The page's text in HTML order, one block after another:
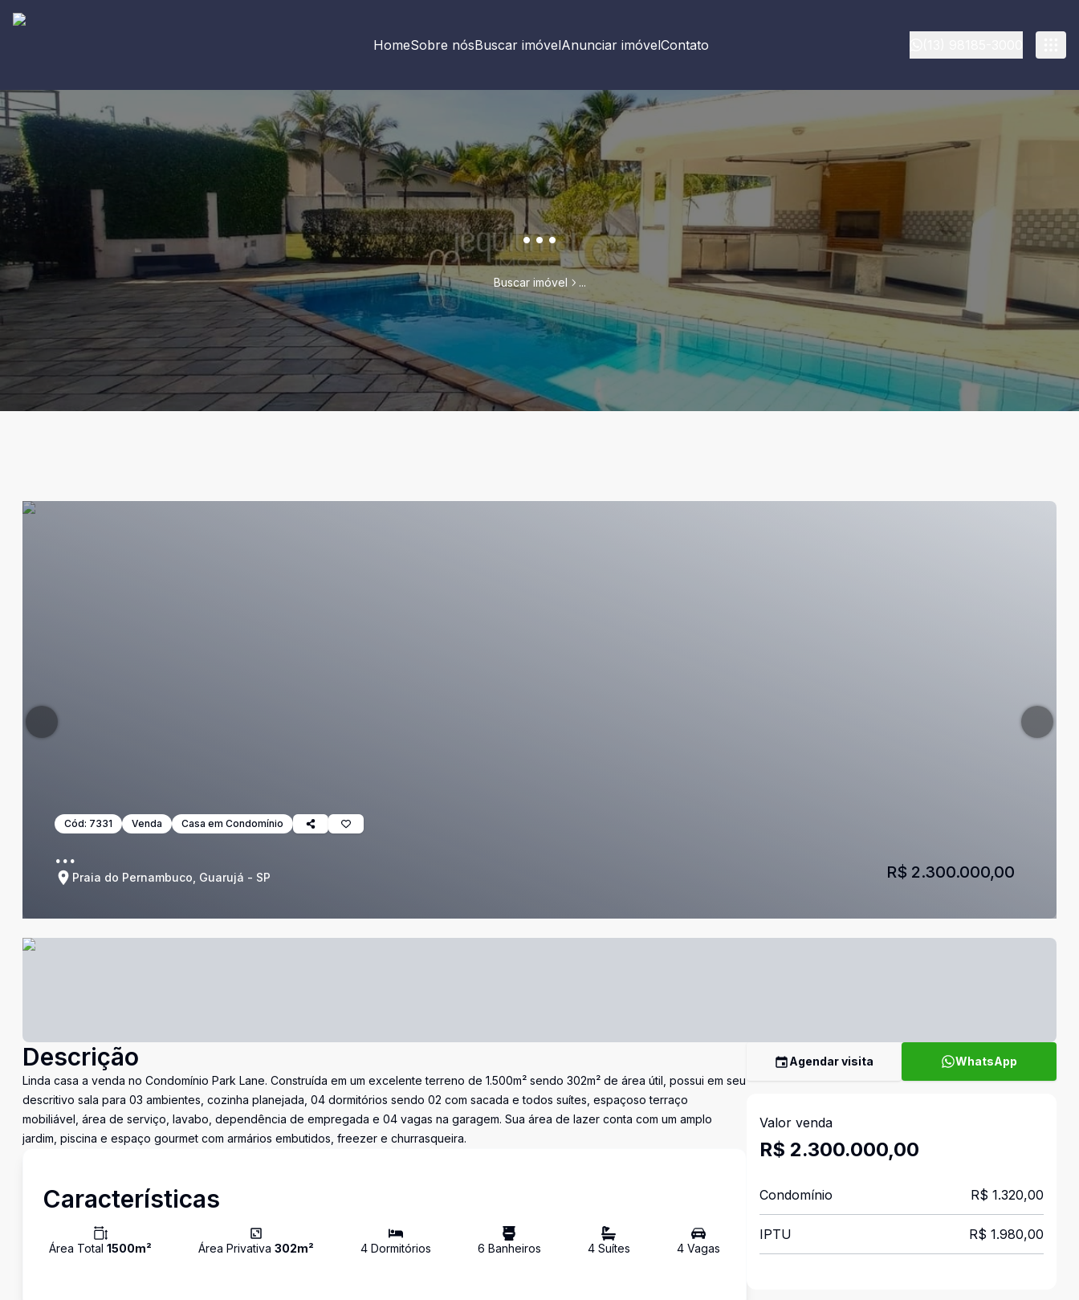
HomeSobre nósBuscar imóvelAnunciar imóvelContato
...
Buscar imóvel ...
Cód: 7331 Venda Casa em Condomínio
...
Praia do Pernambuco, Guarujá - SP R$ 2.300.000,00
Descrição
Linda casa a venda no Condomínio Park Lane. Construída em um excelente terreno de 1.500m² sendo 302m² de área útil, possui em seu
descritivo sala para 03 ambientes, cozinha planejada, 04 dormitórios sendo 02 com sacada e todos suítes, espaçoso terraço
mobiliável, área de serviço, lavabo, dependência de empregada e 04 vagas na garagem. Sua área de lazer conta com um amplo
jardim, piscina e espaço gourmet com armários embutidos, freezer e churrasqueira.
Características
Área Total 1500m² Área Privativa 302m² 4Dormitórios 6 Banheiros 4Suítes 4Vagas
Agendar visita WhatsApp
Valor venda
R$ 2.300.000,00
Condomínio R$ 1.320,00
IPTU R$ 1.980,00